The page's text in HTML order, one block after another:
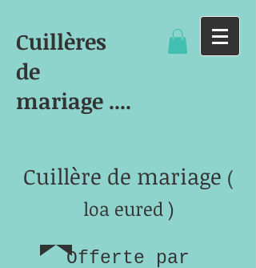
Cuillères
de
mariage ....
Cuillère de mariage (
loa eured )
Offerte par